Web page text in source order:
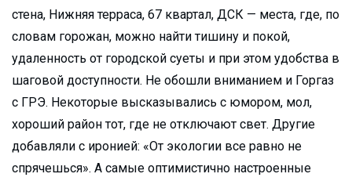
стена, Нижняя терраса, 67 квартал, ДСК — места, где, по
словам горожан, можно найти тишину и покой,
удаленность от городской суеты и при этом удобства в
шаговой доступности. Не обошли вниманием и Горгаз
с ГРЭ. Некоторые высказывались с юмором, мол,
хороший район тот, где не отключают свет. Другие
добавляли с иронией: «От экологии все равно не
спрячешься». А самые оптимистично настроенные